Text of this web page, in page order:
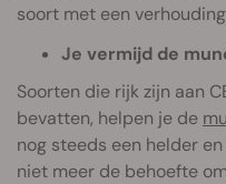
soort met een verhouding
Je vermijd de
Soorten die rijk zijn aan
bevatten, helpen je de
nog steeds een helder
niet meer de behoefte